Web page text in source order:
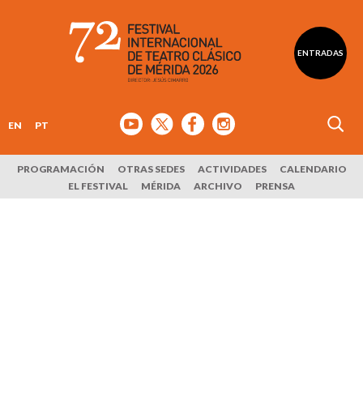
ENTRADAS
EN PT
PROGRAMACIÓN OTRAS SEDES ACTIVIDADES
CALENDARIO
EL FESTIVAL
MÉRIDA ARCHIVO PRENSA